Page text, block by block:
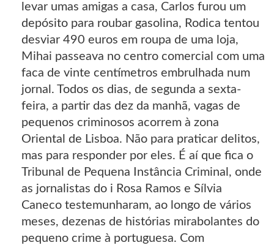
levar umas amigas a casa, Carlos furou um
depósito para roubar gasolina, Rodica tentou
desviar 490 euros em roupa de uma loja,
Mihai passeava no centro comercial com uma
faca de vinte centímetros embrulhada num
jornal. Todos os dias, de segunda a sexta-
feira, a partir das dez da manhã, vagas de
pequenos criminosos acorrem à zona
Oriental de Lisboa. Não para praticar delitos,
mas para responder por eles. É aí que fica o
Tribunal de Pequena Instância Criminal, onde
as jornalistas do i Rosa Ramos e Sílvia
Caneco testemunharam, ao longo de vários
meses, dezenas de histórias mirabolantes do
pequeno crime à portuguesa. Com